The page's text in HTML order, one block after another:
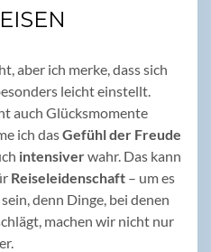
aber ich merke, dass sich
leicht einstellt.
auch Glücksmomente
ich dasGefühl der Freude
intensiverwahr. Das kann
Reiseleidenschaft – um es
denn Dinge, bei denen
machen wir nicht nur